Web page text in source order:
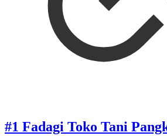
#1 Fadagi Toko Tani